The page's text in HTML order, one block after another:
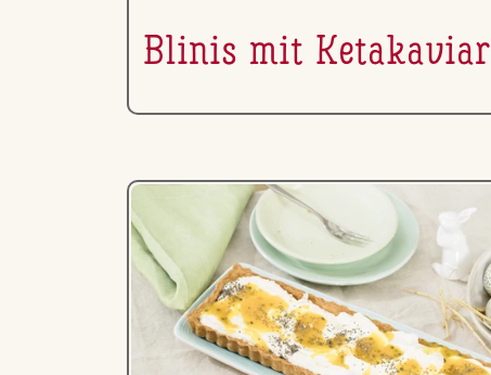
Blinis mit Keta­ka­vi­ar